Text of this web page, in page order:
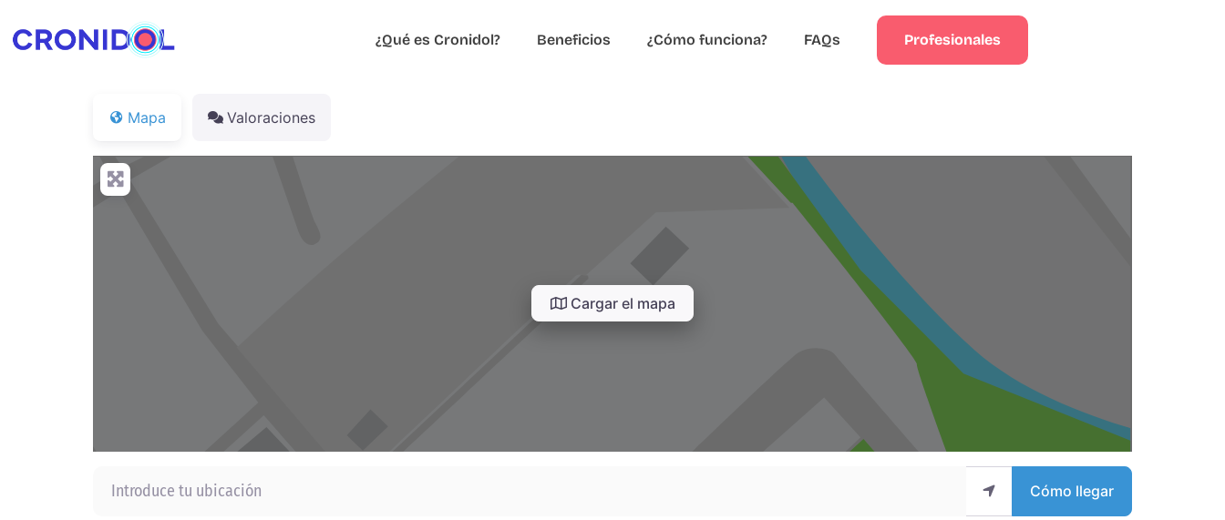
¿Qué es Cronidol? Beneficios ¿Cómo funciona? FAQs Profesionales
Mapa Valoraciones
Cargar el mapa
Cómo llegar